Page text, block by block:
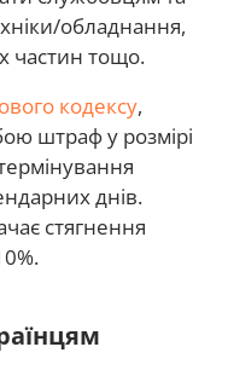
обладнання,
частин тощо.
кодексу,
штраф у розмірі
днів.
стягнення